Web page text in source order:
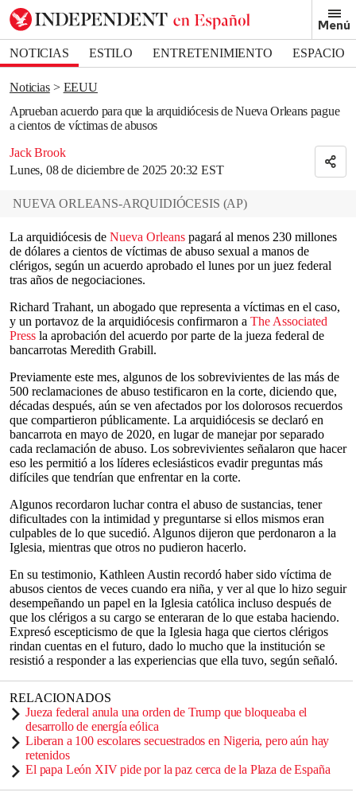
Menú
NOTICIAS ESTILO ENTRETENIMIENTO
ESPACIO
DEPORTES
Noticias
EEUU
Aprueban acuerdo para que la arquidiócesis de Nueva Orleans pague
a cientos de víctimas de abusos
Jack Brook
Lunes, 08 de diciembre de 2025 20:32 EST
Bookmark popover
Removed from bookmarks
Close popover
NUEVA ORLEANS-ARQUIDIÓCESIS (AP)
La arquidiócesis de Nueva Orleans pagará al menos 230 millones
de dólares a cientos de víctimas de abuso sexual a manos de
clérigos, según un acuerdo aprobado el lunes por un juez federal
tras años de negociaciones.
Richard Trahant, un abogado que representa a víctimas en el caso,
y un portavoz de la arquidiócesis confirmaron a The Associated
Press la aprobación del acuerdo por parte de la jueza federal de
bancarrotas Meredith Grabill.
Previamente este mes, algunos de los sobrevivientes de las más de
500 reclamaciones de abuso testificaron en la corte, diciendo que,
décadas después, aún se ven afectados por los dolorosos recuerdos
que compartieron públicamente. La arquidiócesis se declaró en
bancarrota en mayo de 2020, en lugar de manejar por separado
cada reclamación de abuso. Los sobrevivientes señalaron que hacer
eso les permitió a los líderes eclesiásticos evadir preguntas más
difíciles que tendrían que enfrentar en la corte.
Algunos recordaron luchar contra el abuso de sustancias, tener
dificultades con la intimidad y preguntarse si ellos mismos eran
culpables de lo que sucedió. Algunos dijeron que perdonaron a la
Iglesia, mientras que otros no pudieron hacerlo.
En su testimonio, Kathleen Austin recordó haber sido víctima de
abusos cientos de veces cuando era niña, y ver al que lo hizo seguir
desempeñando un papel en la Iglesia católica incluso después de
que los clérigos a su cargo se enteraran de lo que estaba haciendo.
Expresó escepticismo de que la Iglesia haga que ciertos clérigos
rindan cuentas en el futuro, dado lo mucho que la institución se
resistió a responder a las experiencias que ella tuvo, según señaló.
RELACIONADOS
Jueza federal anula una orden de Trump que bloqueaba el
desarrollo de energía eólica
Liberan a 100 escolares secuestrados en Nigeria, pero aún hay
retenidos
El papa León XIV pide por la paz cerca de la Plaza de España